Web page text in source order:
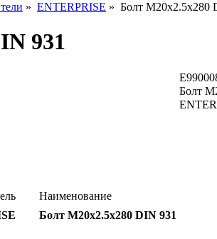
» ENTERPRISE » Болт М20x2.5x280
931
Болт
Наименование
Болт М20x2.5x280 DIN 931